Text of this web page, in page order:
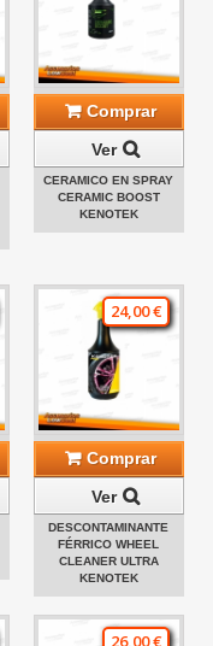
Comprar
Ver
CERAMICO EN SPRAY
CERAMIC BOOST
KENOTEK
24,00 €
Comprar
Ver
DESCONTAMINANTE
FÉRRICO WHEEL
CLEANER ULTRA
KENOTEK
26,00 €